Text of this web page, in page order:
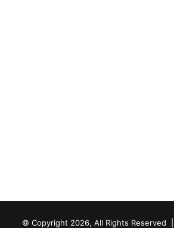
© Copyright 2026, All Rights Reserved |